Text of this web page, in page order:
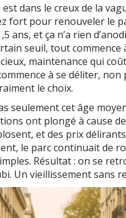
dans le creux de la
fort pour renouveler le
ans, et ça n’a rien
seuil, tout commence
maintenance qui
à se déliter,
le choix.
seulement cet âge
ont plongé à cause
et des prix
le parc continuait de
Résultat : on se
Un vieillissement sans